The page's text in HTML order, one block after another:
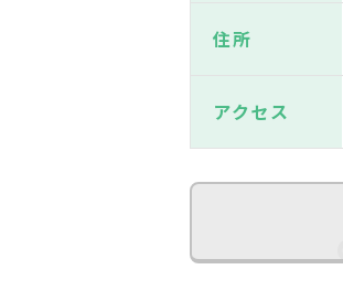
住所
アクセス